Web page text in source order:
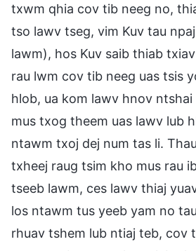
txwm qhia cov tib neeg no,
tso lawv tseg, vim Kuv tau
lawm), hos Kuv saib thiab
rau lwm cov tib neeg uas tsis
hlob, ua kom lawv hnov
mus txog theem uas lawv lub
ntawm txoj dej num tas li.
txheej raug tsim kho mus rau
tseeb lawm, ces lawv thiaj
los ntawm tus yeeb yam no
rhuav tshem lub ntiaj teb, cov